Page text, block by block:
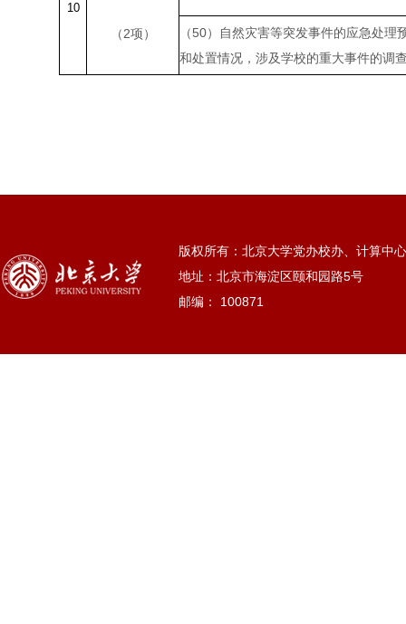
10
（2项） （50）自然灾害等突发事件的应急处理
和处置情况，涉及学校的重大事件的调
版权所有：北京大学党办校办、计算中心
地址：北京市海淀区颐和园路5号
邮编： 100871